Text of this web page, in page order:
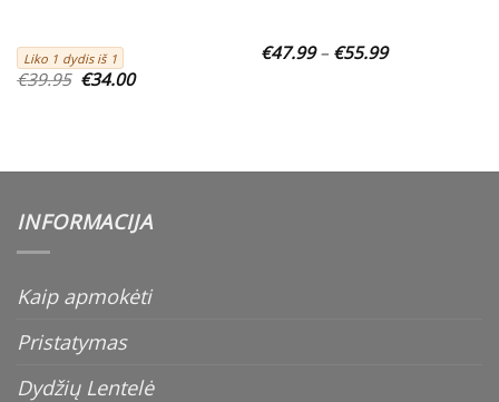
Liko 1 dydis iš 1
€39.95 Original
price
€34.00Current
€47.99 – €55.99Price
INFORMACIJA
Kaip apmokėti
Pristatymas
Dydžių Lentelė